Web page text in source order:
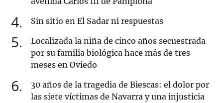
4 Sin sitio en El Sadar ni respuestas
5
Localizada la niña de cinco años secuestrada
por su familia biológica hace más de tres
meses en Oviedo
6
30 años de la tragedia de Biescas: el dolor por
las siete víctimas de Navarra y una injusticia